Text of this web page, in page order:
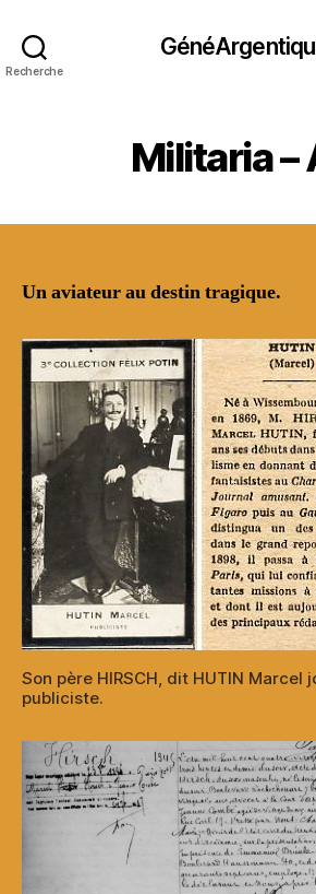
Recherche
Militaria –
Un aviateur au destin tragique.
Son père HIRSCH, dit HUTIN Marcel
publiciste.